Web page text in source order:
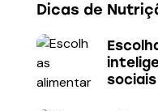
Dicas de
sociais